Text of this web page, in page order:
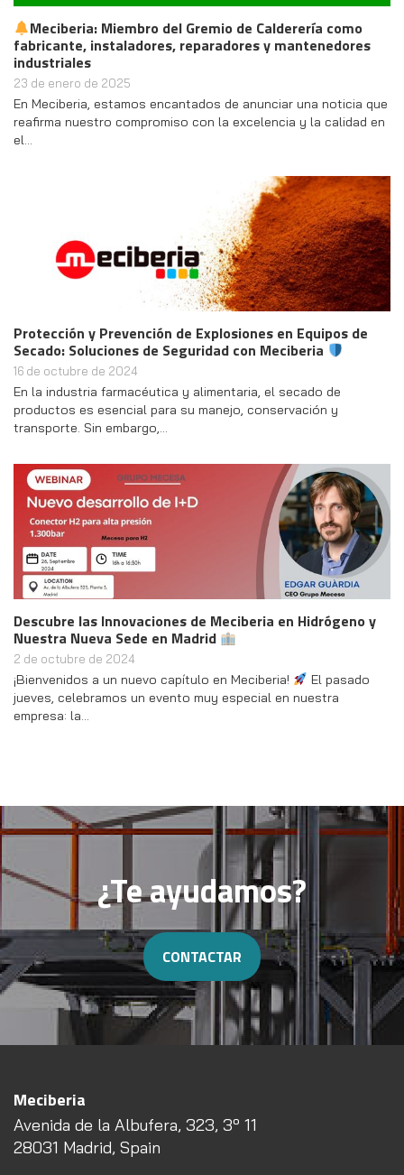
Meciberia: Miembro del Gremio de Calderería como
fabricante, instaladores, reparadores y mantenedores
industriales
23 de enero de 2025
En Meciberia, estamos encantados de anunciar una noticia que
reafirma nuestro compromiso con la excelencia y la calidad en
el…
Protección y Prevención de Explosiones en Equipos de
Secado: Soluciones de Seguridad con Meciberia
16 de octubre de 2024
En la industria farmacéutica y alimentaria, el secado de
productos es esencial para su manejo, conservación y
transporte. Sin embargo,…
Descubre las Innovaciones de Meciberia en Hidrógeno y
Nuestra Nueva Sede en Madrid
2 de octubre de 2024
¡Bienvenidos a un nuevo capítulo en Meciberia!
El pasado
jueves, celebramos un evento muy especial en nuestra
empresa: la…
¿Te ayudamos?
CONTACTAR
Meciberia
Avenida de la Albufera, 323, 3º 11
28031 Madrid, Spain